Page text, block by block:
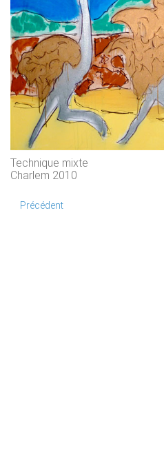
Technique mixte
Charlem 2010
Précédent